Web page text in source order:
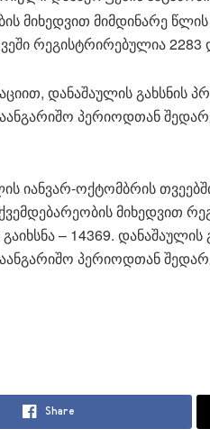
მიხედვით მიმდინარე წლის
რეგისტრირებულია 2283
დანაშაულის გახსნის
პერიოდთან
იანვარ-ოქტომბრის
მიხედვით
– 14369.
პერიოდთან
Share